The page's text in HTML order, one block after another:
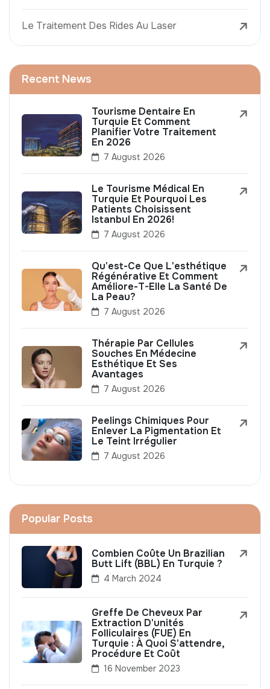
Le Traitement Des Rides Au Laser
Recent News
Tourisme Dentaire En
Turquie Et Comment
Planifier Votre Traitement
En 2026
7 August 2026
Le Tourisme Médical En
Turquie Et Pourquoi Les
Patients Choisissent
Istanbul En 2026!
7 August 2026
Qu'est-Ce Que L'esthétique
Régénérative Et Comment
Améliore-T-Elle La Santé De
La Peau?
7 August 2026
Thérapie Par Cellules
Souches En Médecine
Esthétique Et Ses
Avantages
7 August 2026
Peelings Chimiques Pour
Enlever La Pigmentation Et
Le Teint Irrégulier
7 August 2026
Popular Posts
Combien Coûte Un Brazilian
Butt Lift (BBL) En Turquie ?
4 March 2024
Greffe De Cheveux Par
Extraction D'unités
Folliculaires (FUE) En
Turquie : À Quoi S'attendre,
Procédure Et Coût
16 November 2023